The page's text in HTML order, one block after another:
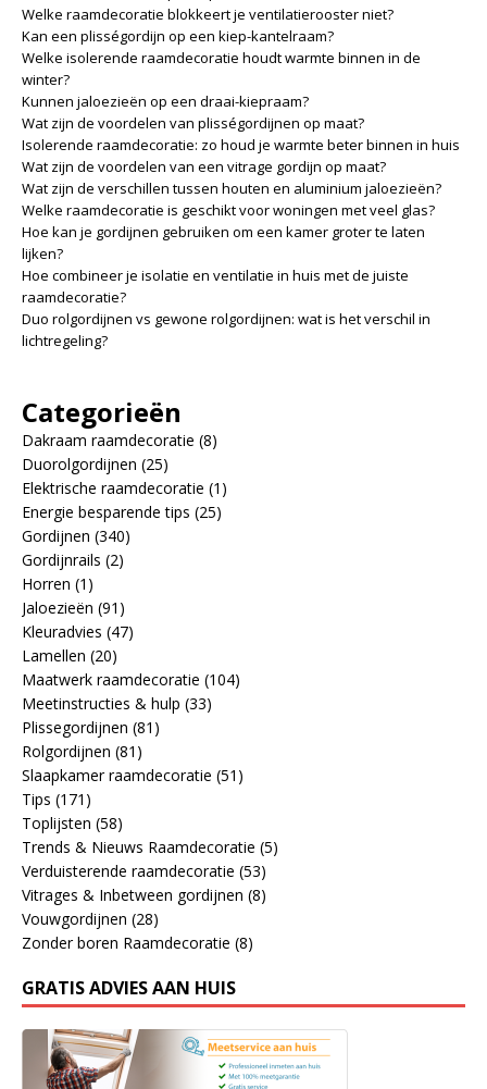
Welke raamdecoratie blokkeert je ventilatierooster niet?
Kan een plisségordijn op een kiep-kantelraam?
Welke isolerende raamdecoratie houdt warmte binnen in de
winter?
Kunnen jaloezieën op een draai-kiepraam?
Wat zijn de voordelen van plisségordijnen op maat?
Isolerende raamdecoratie: zo houd je warmte beter binnen in huis
Wat zijn de voordelen van een vitrage gordijn op maat?
Wat zijn de verschillen tussen houten en aluminium jaloezieën?
Welke raamdecoratie is geschikt voor woningen met veel glas?
Hoe kan je gordijnen gebruiken om een kamer groter te laten
lijken?
Hoe combineer je isolatie en ventilatie in huis met de juiste
raamdecoratie?
Duo rolgordijnen vs gewone rolgordijnen: wat is het verschil in
lichtregeling?
Categorieën
Dakraam raamdecoratie (8)
Duorolgordijnen (25)
Elektrische raamdecoratie (1)
Energie besparende tips (25)
Gordijnen (340)
Gordijnrails (2)
Horren (1)
Jaloezieën (91)
Kleuradvies (47)
Lamellen (20)
Maatwerk raamdecoratie (104)
Meetinstructies & hulp (33)
Plissegordijnen (81)
Rolgordijnen (81)
Slaapkamer raamdecoratie (51)
Tips (171)
Toplijsten (58)
Trends & Nieuws Raamdecoratie (5)
Verduisterende raamdecoratie (53)
Vitrages & Inbetween gordijnen (8)
Vouwgordijnen (28)
Zonder boren Raamdecoratie (8)
GRATIS ADVIES AAN HUIS